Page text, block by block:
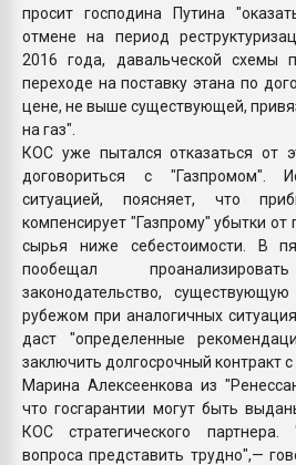
просит господина Путина
отмене на период
2016 года, давальческой схемы
переходе на поставку этана по
цене, не выше существующей,
на газ".
КОС уже пытался отказаться от
договориться с "Газпромом".
ситуацией, поясняет, что
компенсирует "Газпрому" убытки
сырья ниже себестоимости. В
пообещал
законодательство,
рубежом при аналогичных
даст "определенные
заключить долгосрочный контракт
Марина Алексеенкова из
что госгарантии могут быть
КОС стратегического
вопроса представить трудно",—